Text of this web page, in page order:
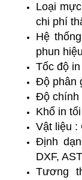
Loại
chi phí
Hệ
phun
Tốc độ
Độ phân
Độ chính
Khổ in
Vật liệu :
Định
DXF,
Tương